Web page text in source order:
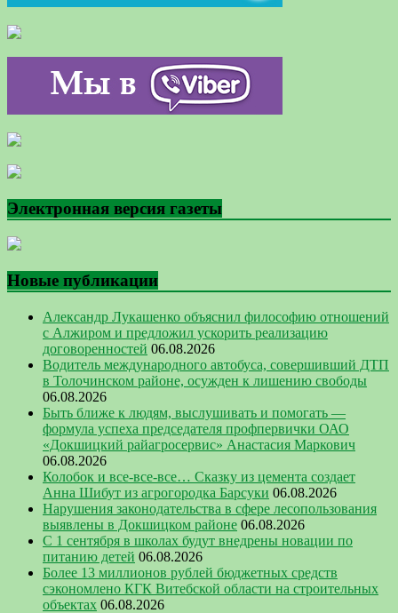
Электронная версия газеты
Новые публикации
Александр Лукашенко объяснил философию отношений
с Алжиром и предложил ускорить реализацию
договоренностей 06.08.2026
Водитель международного автобуса, совершивший ДТП
в Толочинском районе, осужден к лишению свободы
06.08.2026
Быть ближе к людям, выслушивать и помогать —
формула успеха председателя профпервички ОАО
«Докшицкий райагросервис» Анастасия Маркович
06.08.2026
Колобок и все-все-все… Сказку из цемента создает
Анна Шибут из агрогородка Барсуки 06.08.2026
Нарушения законодательства в сфере лесопользования
выявлены в Докшицком районе 06.08.2026
С 1 сентября в школах будут внедрены новации по
питанию детей 06.08.2026
Более 13 миллионов рублей бюджетных средств
сэкономлено КГК Витебской области на строительных
объектах 06.08.2026